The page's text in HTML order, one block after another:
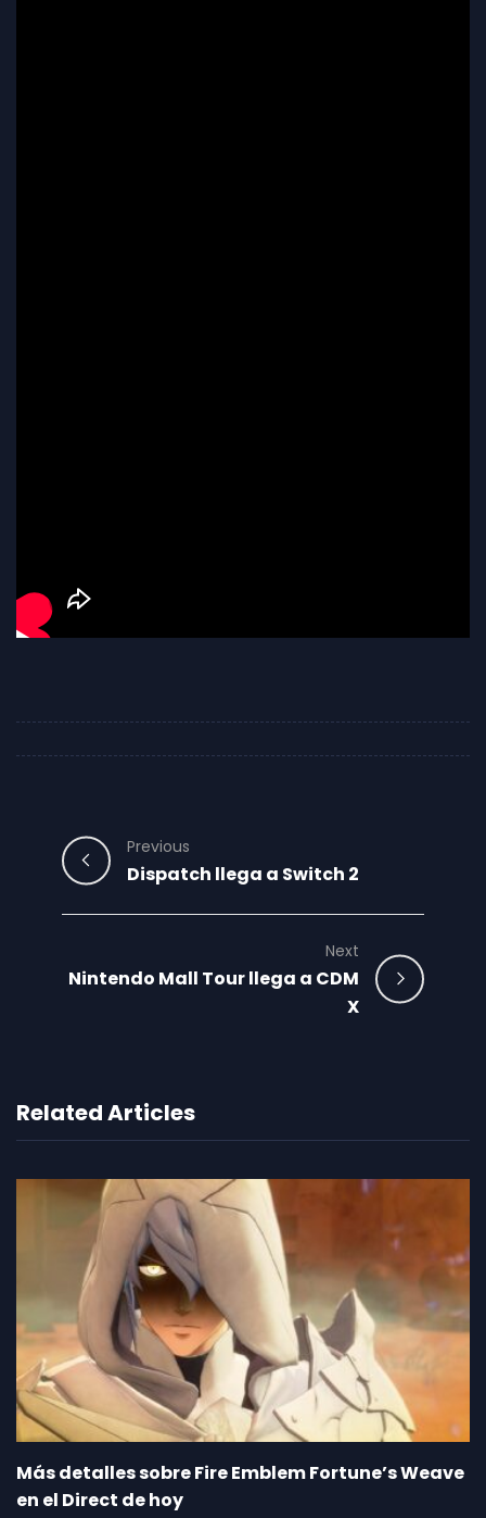
Previous
Dispatch llega a Switch 2
Next
Nintendo Mall Tour llega a CDM
X
Related Articles
Más detalles sobre Fire Emblem Fortune’s Weave
en el Direct de hoy